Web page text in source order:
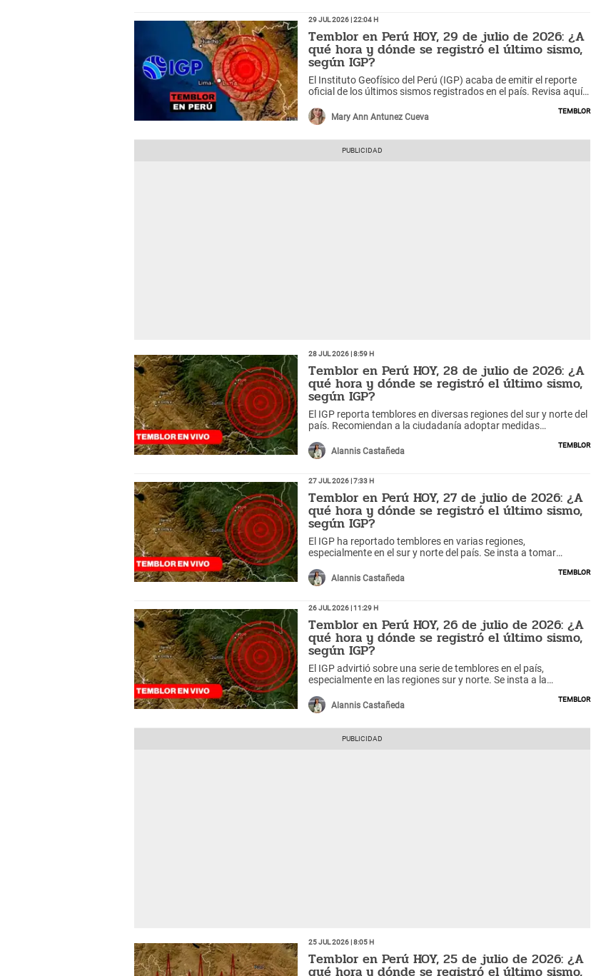
29 Jul 2026 | 22:04 h
Temblor en Perú HOY, 29 de julio de 2026: ¿A
qué hora y dónde se registró el último sismo,
según IGP?
El Instituto Geofísico del Perú (IGP) acaba de emitir el reporte
oficial de los últimos sismos registrados en el país. Revisa aquí
las autoridades.
Mary Ann Antunez Cueva
Temblor
28 Jul 2026 | 8:59 h
Temblor en Perú HOY, 28 de julio de 2026: ¿A
qué hora y dónde se registró el último sismo,
según IGP?
El IGP reporta temblores en diversas regiones del sur y norte del
país. Recomiendan a la ciudadanía adoptar medidas
Alannis Castañeda
Temblor
27 Jul 2026 | 7:33 h
Temblor en Perú HOY, 27 de julio de 2026: ¿A
qué hora y dónde se registró el último sismo,
según IGP?
El IGP ha reportado temblores en varias regiones,
especialmente en el sur y norte del país. Se insta a tomar
Alannis Castañeda
Temblor
26 Jul 2026 | 11:29 h
Temblor en Perú HOY, 26 de julio de 2026: ¿A
qué hora y dónde se registró el último sismo,
según IGP?
El IGP advirtió sobre una serie de temblores en el país,
especialmente en las regiones sur y norte. Se insta a la
Alannis Castañeda
Temblor
25 Jul 2026 | 8:05 h
Temblor en Perú HOY, 25 de julio de 2026: ¿A
qué hora y dónde se registró el último sismo,